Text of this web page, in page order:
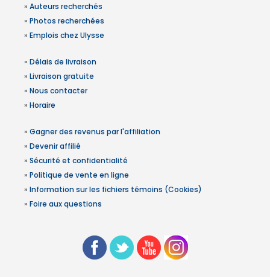
» Auteurs recherchés
» Photos recherchées
» Emplois chez Ulysse
» Délais de livraison
» Livraison gratuite
» Nous contacter
» Horaire
» Gagner des revenus par l'affiliation
» Devenir affilié
» Sécurité et confidentialité
» Politique de vente en ligne
» Information sur les fichiers témoins (Cookies)
» Foire aux questions